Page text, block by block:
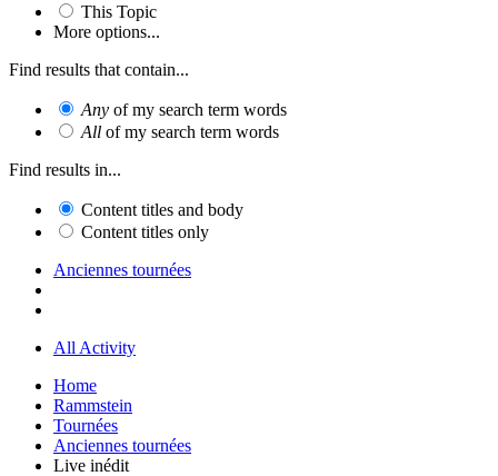
This Topic
More options...
Find results that contain...
Any of my search term words
All of my search term words
Find results in...
Content titles and body
Content titles only
Anciennes tournées
All Activity
Home
Rammstein
Tournées
Anciennes tournées
Live inédit